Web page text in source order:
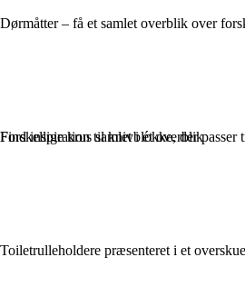
Dørmåtter – få et samlet overblik over
Find inspiration til knivblokke, der passer
Toiletrulleholdere præsenteret i et
Forskellige krus samlet i ét overblik